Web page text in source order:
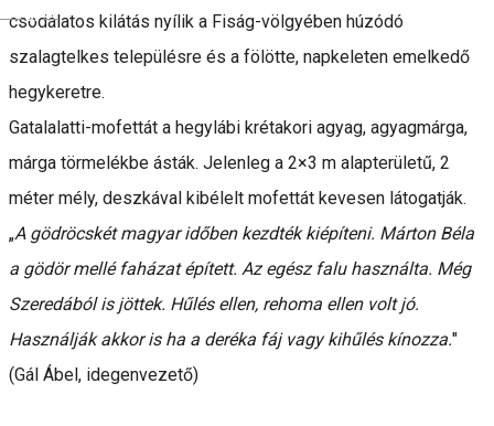
Magyar
csodálatos kilátás nyílik a Fiság-völgyében húzódó
szalagtelkes településre és a fölötte, napkeleten emelkedő
hegykeretre.
Gatalalatti-mofettát a hegylábi krétakori agyag, agyagmárga,
márga törmelékbe ásták. Jelenleg a 2×3 m alapterületű, 2
méter mély, deszkával kibélelt mofettát kevesen látogatják.
„A gödröcskét magyar időben kezdték kiépíteni. Márton Béla
a gödör mellé faházat épített. Az egész falu használta. Még
Szeredából is jöttek. Hűlés ellen, rehoma ellen volt jó.
Használják akkor is ha a deréka fáj vagy kihűlés kínozza."
(Gál Ábel, idegenvezető)